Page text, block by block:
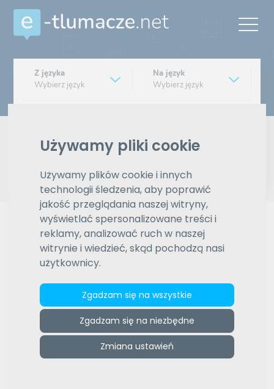
Używamy pliki cookie
Używamy plików cookie i innych
technologii śledzenia, aby poprawić
jakość przeglądania naszej witryny,
wyświetlać spersonalizowane treści i
reklamy, analizować ruch w naszej
witrynie i wiedzieć, skąd pochodzą nasi
użytkownicy.
Zgadzam się na wszystkie
Zgadzam się na niezbędne
Zmiana ustawień
Z języka
Wybierz język
Na język
Wybierz język
Wyszukiwanie zaawansowane
Reklama
e-tlumacze.net >E-tlumacz - TŁUMACZENIA
tłumaczenia - angielski–polski
Oferta tłumaczenia